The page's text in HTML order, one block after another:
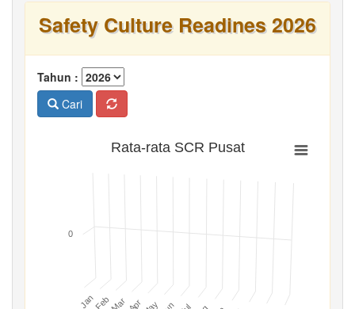
Safety Culture Readines 2026
Tahun :
Cari
Rata-rata SCR Pusat
JanFebMar
0